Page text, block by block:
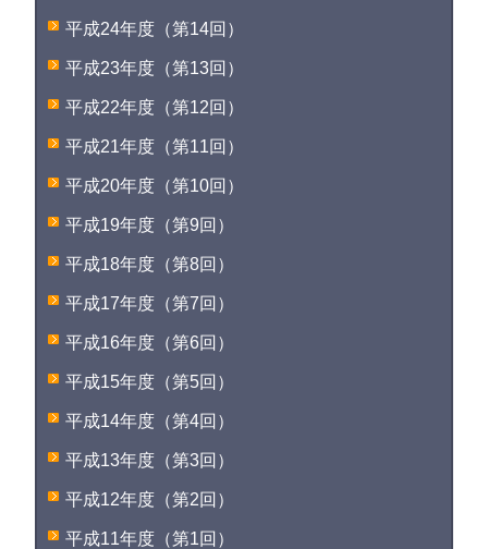
平成24年度（第14回）
平成23年度（第13回）
平成22年度（第12回）
平成21年度（第11回）
平成20年度（第10回）
平成19年度（第9回）
平成18年度（第8回）
平成17年度（第7回）
平成16年度（第6回）
平成15年度（第5回）
平成14年度（第4回）
平成13年度（第3回）
平成12年度（第2回）
平成11年度（第1回）